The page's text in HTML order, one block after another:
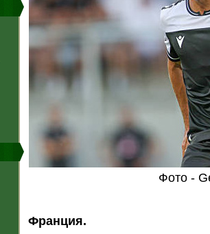
Фото -
Франция.